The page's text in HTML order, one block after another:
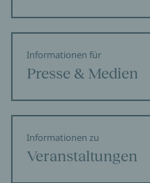
Informationen für
Presse & Medien
Informationen zu
Veranstaltungen